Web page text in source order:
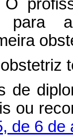
O
para
de
ou
de 6